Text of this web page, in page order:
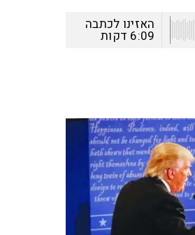
האזינו לכתבה
6:09 דקות